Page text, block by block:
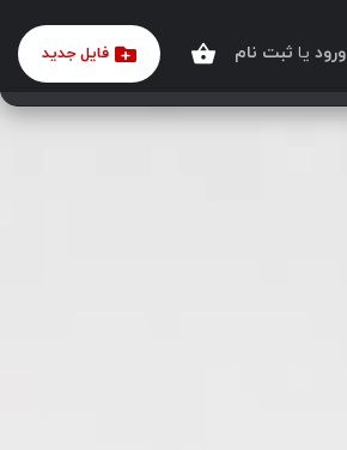
ورود یا ثبت نام فایل جدید